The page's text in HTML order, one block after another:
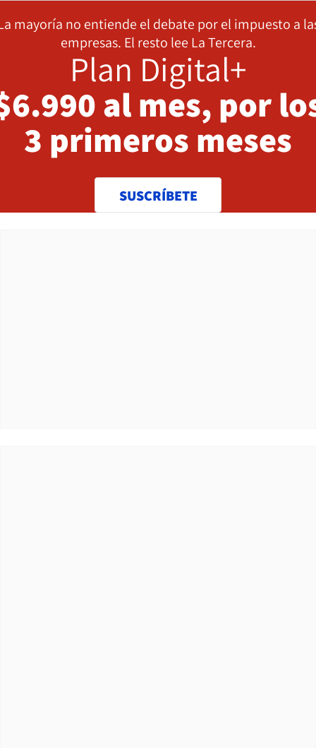
mayoría no entiende el debate por el impuesto a
empresas. El resto lee La Tercera.
Plan Digital+
al mes, por
3 primeros meses
SUSCRÍBETE